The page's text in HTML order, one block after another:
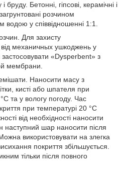
Бетонні, гіпсові, керамічні і
розчином
у співвідношенні 1:1.
Для захисту
від механичных ушкоджень у
застосовувати «Dysperbent» з
мембрани.
Наносити масу з
кисті або шпателя при
та у вологу погоду. Час
при температурі 20 °С
від необхідності наносити
шар наносити після
використовувати на злегка
покриття збільшується.
тільки після повного